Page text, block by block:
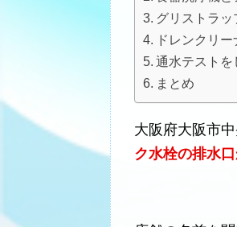
グリストラッ
ドレンクリ
通水テストを
まとめ
大阪府大阪市
ク水栓の排水